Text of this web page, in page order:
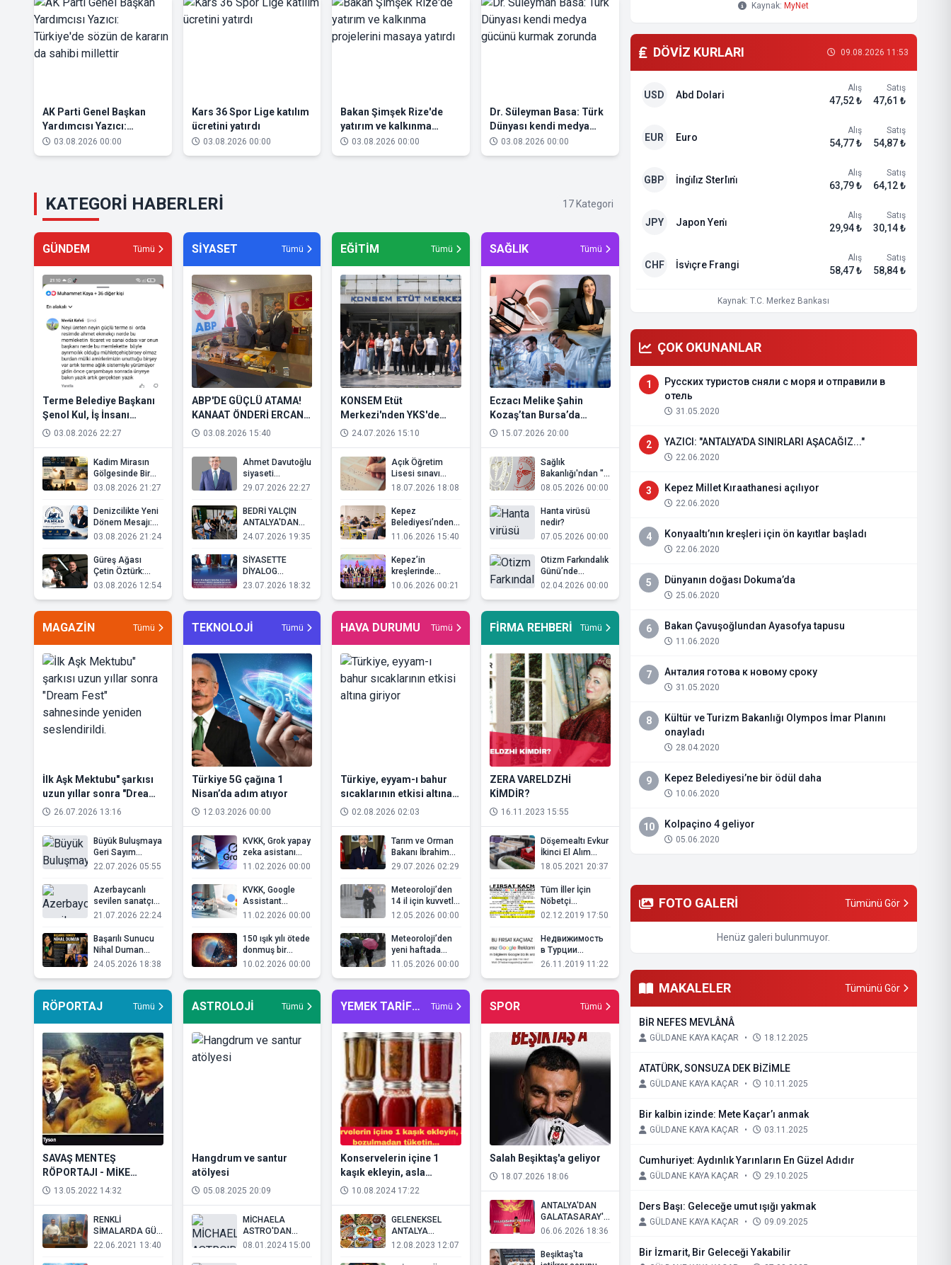
AK Parti Genel Başkan
Yardımcısı Yazıcı:
Türkiye'de sözün de
kararın da sahibi millettir
03.08.2026 00:00
Kars 36 Spor Lige katılım
ücretini yatırdı
03.08.2026 00:00
Bakan Şimşek Rize'de
yatırım ve kalkınma
projelerini masaya yatırdı
03.08.2026 00:00
Dr. Süleyman Basa: Türk
Dünyası kendi medya
gücünü kurmak zorunda
03.08.2026 00:00
KATEGORİ HABERLERİ 17 Kategori
GÜNDEM Tümü
Terme Belediye Başkanı
Şenol Kul, İş İnsanı
Mevlüt Kefeli’nin Hışmına
03.08.2026 22:27
Kadim Mirasın
Gölgesinde Bir
Acı Tezat:
Elinde?
03.08.2026 21:27
Denizcilikte Yeni
Dönem Mesajı:
Sadık Türk İsmi
Güçlü
Konuşuluyor
03.08.2026 21:24
Güreş Ağası
Çetin Öztürk:
"Oğuzlu Yağlı
03.08.2026 12:54
SİYASET Tümü
ABP'DE GÜÇLÜ ATAMA!
KANAAT ÖNDERİ ERCAN
SELÇUKOĞLU, TÜM
GENEL BAŞKAN
YARDIMCISI OLDU
03.08.2026 15:40
Ahmet Davutoğlu
siyaseti
bıraktığını
Partisi’ni feshetti
29.07.2026 22:27
BEDRİ YALÇIN
ANTALYA'DAN
GÜÇLÜ MESAJ
24.07.2026 19:35
SİYASETTE
DİYALOG
MESAJI: BEDRİ
ANLAMLI
23.07.2026 18:32
EĞİTİM Tümü
KONSEM Etüt
Merkezi'nden YKS'de
yüzde 90 başarı
24.07.2026 15:10
Açık Öğretim
Lisesi sınavı
bugünkü
erdi
18.07.2026 18:08
Kepez
Belediyesi’nden
YKS adaylarına
11.06.2026 15:40
Kepez’in
kreşlerinde
mezuniyet
10.06.2026 00:21
SAĞLIK Tümü
Eczacı Melike Şahin
Kozaş’tan Bursa’da
Hayati Uyarı: "Kozmetikte
15.07.2026 20:00
Sağlık
Bakanlığı'ndan "hantavirüs"
vakalarına ilişkin
08.05.2026 00:00
Hanta virüsü
nedir?
07.05.2026 00:00
Otizm Farkındalık
Günü’nde
Kars’karsta
02.04.2026 00:00
MAGAZİN Tümü
İlk Aşk Mektubu" şarkısı
uzun yıllar sonra "Dream
Fest" sahnesinde yeniden
26.07.2026 13:16
Büyük Buluşmaya
Geri Sayım
Başladı!
22.07.2026 05:55
Azerbaycanlı
sevilen sanatçı
Leyla Rahimova
projesiyle kutladı
21.07.2026 22:24
Başarılı Sunucu
Nihal Duman
Sinema ve Müzik
24.05.2026 18:38
TEKNOLOJİ Tümü
Türkiye 5G çağına 1
Nisan’da adım atıyor
12.03.2026 00:00
KVKK, Grok yapay
zeka asistanı
hakkında re’sen
11.02.2026 00:00
KVKK, Google
Assistant
hakkında re’sen
11.02.2026 00:00
150 ışık yılı ötede
donmuş bir
Dünya benzeri
10.02.2026 00:00
HAVA DURUMU Tümü
Türkiye, eyyam-ı bahur
sıcaklarının etkisi altına
giriyor
02.08.2026 02:03
Tarım ve Orman
Bakanı İbrahim
Yumaklı'dan
uyarısı
29.07.2026 02:29
Meteoroloji’den
14 il için kuvvetli
yağış alarmı
12.05.2026 00:00
Meteoroloji’den
yeni haftada
sağanak alarmı
11.05.2026 00:00
FİRMA REHBERİ Tümü
ZERA VARELDZHİ
KİMDİR?
16.11.2023 15:55
Döşemealtı Evkur
İkinci El Alım
Satım
18.05.2021 20:37
Tüm İller İçin
Nöbetçi
Eczaneler
02.12.2019 17:50
Недвижимость
в Турции
КУПИТЬ
26.11.2019 11:22
RÖPORTAJ Tümü
SAVAŞ MENTEŞ
RÖPORTAJI - MİKE
TYSON ÖZEL
13.05.2022 14:32
RENKLİ
SİMALARDA GÜL
GÜLTEKİN'İN
22.06.2021 13:40
ASTROLOJİ Tümü
Hangdrum ve santur
atölyesi
05.08.2025 20:09
MİCHAELA
ASTRO'DAN
2024'TE İLK
08.01.2024 15:00
YEMEK TARİFLERİ Tümü
Konservelerin içine 1
kaşık ekleyin, asla
bozulmadan tüketin...
10.08.2024 17:22
GELENEKSEL
ANTALYA
MUTFAĞI
12.08.2023 12:07
SPOR Tümü
Salah Beşiktaş'a geliyor
18.07.2026 18:06
ANTALYA'DAN
GALATASARAY'A
UZANAN YILDIZ:
DOLDURUYOR!
06.06.2026 18:36
Beşiktaş'ta
Kaynak: MyNet
DÖVİZ KURLARI 09.08.2026 11:53
USD Abd Dolari
Alış
47,52 ₺
Satış
47,61 ₺
EUR Euro
Alış
54,77 ₺
Satış
54,87 ₺
GBP İngi̇li̇z Sterli̇ni̇
Alış
63,79 ₺
Satış
64,12 ₺
JPY Japon Yeni̇
Alış
29,94 ₺
Satış
30,14 ₺
CHF İsvi̇çre Frangi
Alış
58,47 ₺
Satış
58,84 ₺
Kaynak: T.C. Merkez Bankası
ÇOK OKUNANLAR
1
Русских туристов сняли с моря и отправили в
отель
31.05.2020
2 YAZICI: "ANTALYA'DA SINIRLARI AŞACAĞIZ..."
22.06.2020
3 Kepez Millet Kıraathanesi açılıyor
22.06.2020
4 Konyaaltı’nın kreşleri için ön kayıtlar başladı
22.06.2020
5 Dünyanın doğası Dokuma’da
25.06.2020
6 Bakan Çavuşoğlundan Ayasofya tapusu
11.06.2020
7 Анталия готова к новому сроку
31.05.2020
8
Kültür ve Turizm Bakanlığı Olympos İmar Planını
onayladı
28.04.2020
9 Kepez Belediyesi’ne bir ödül daha
10.06.2020
10 Kolpaçino 4 geliyor
05.06.2020
FOTO GALERİ Tümünü Gör
Henüz galeri bulunmuyor.
MAKALELER Tümünü Gör
BİR NEFES MEVLÂNÂ
GÜLDANE KAYA KAÇAR • 18.12.2025
ATATÜRK, SONSUZA DEK BİZİMLE
GÜLDANE KAYA KAÇAR • 10.11.2025
Bir kalbin izinde: Mete Kaçar’ı anmak
GÜLDANE KAYA KAÇAR • 03.11.2025
Cumhuriyet: Aydınlık Yarınların En Güzel Adıdır
GÜLDANE KAYA KAÇAR • 29.10.2025
Ders Başı: Geleceğe umut ışığı yakmak
GÜLDANE KAYA KAÇAR • 09.09.2025
Bir İzmarit, Bir Geleceği Yakabilir